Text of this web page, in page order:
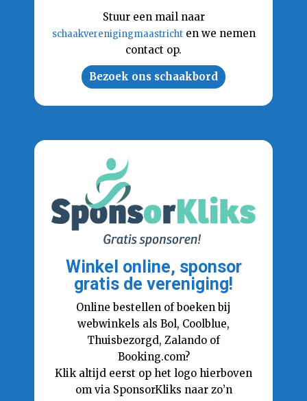
Stuur een mail naar
schaakverenigingmaastrichten we nemen
contact op.
Bezoek ons schaakbord
Winkel online, sponsor
gratis de vereniging!
Online bestellen of boeken bij
webwinkels als Bol, Coolblue,
Thuisbezorgd, Zalando of
Booking.com?
Klik altijd eerst op het logo hierboven
om via SponsorKliks naar zo’n